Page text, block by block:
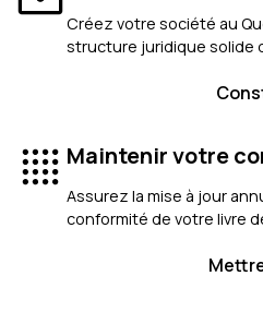
Créez votre société au
structure juridique solide
Maintenir votre
Assurez la mise à jour
conformité de votre livre